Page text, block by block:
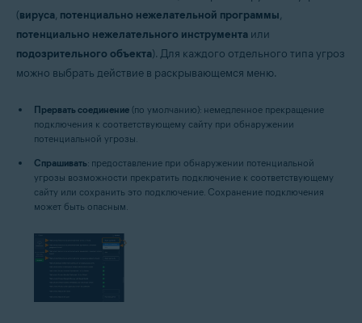
(вируса, потенциально нежелательной программы,
потенциально нежелательного инструмента или
подозрительного объекта). Для каждого отдельного типа угроз
можно выбрать действие в раскрывающемся меню.
Прервать соединение (по умолчанию): немедленное прекращение
подключения к соответствующему сайту при обнаружении
потенциальной угрозы.
Спрашивать: предоставление при обнаружении потенциальной
угрозы возможности прекратить подключение к соответствующему
сайту или сохранить это подключение. Сохранение подключения
может быть опасным.